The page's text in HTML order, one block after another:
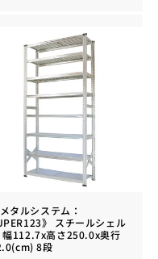
メタルシステム：
》 スチールシェル
幅112.7x高さ250.0x奥行
8段